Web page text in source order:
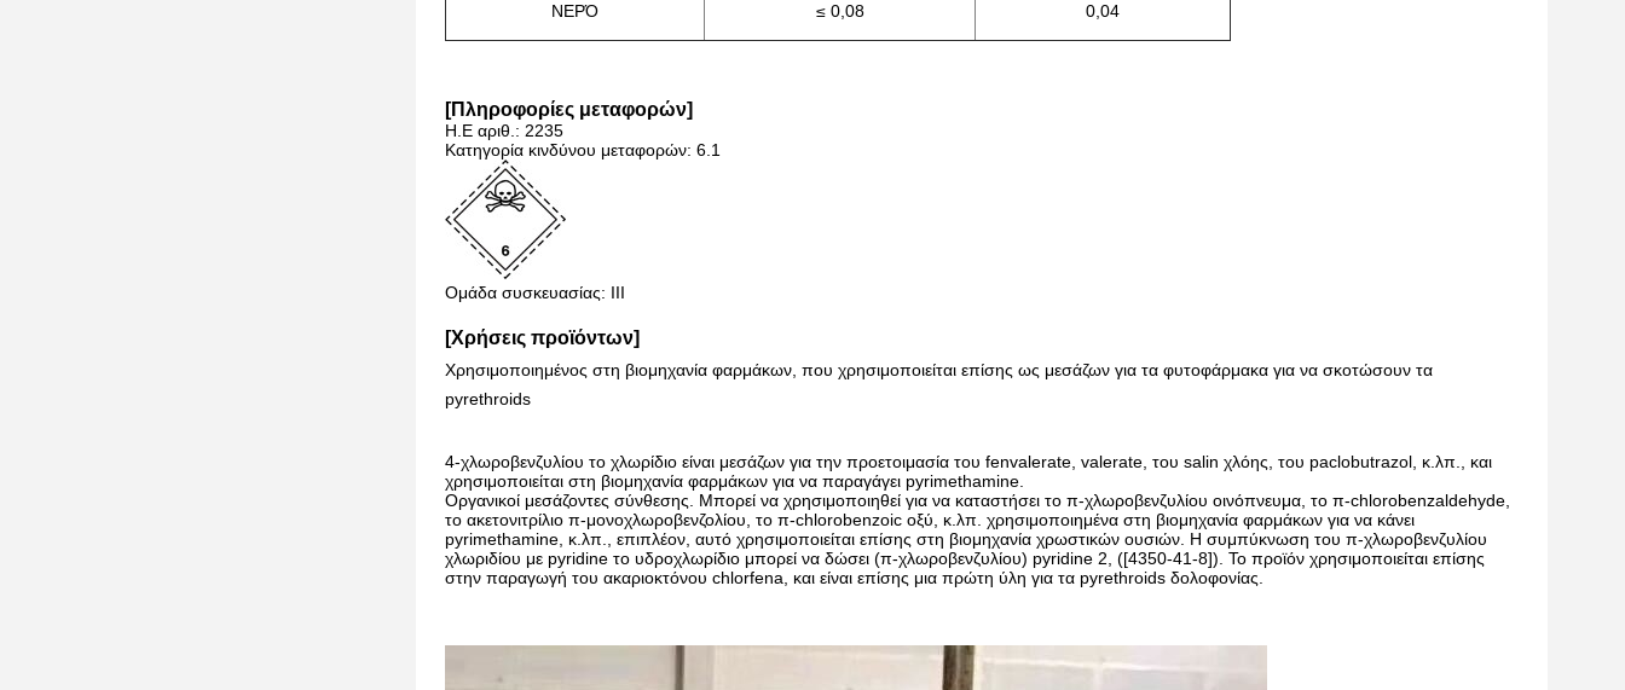
ΝΕΡΌ ≤ 0,08 0,04
[Πληροφορίες μεταφορών]
Η.Ε αριθ.: 2235
Κατηγορία κινδύνου μεταφορών: 6.1
Ομάδα συσκευασίας: ΙΙΙ
[Χρήσεις προϊόντων]
Χρησιμοποιημένος στη βιομηχανία φαρμάκων, που χρησιμοποιείται επίσης ως μεσάζων για τα φυτοφάρμακα για να σκοτώσουν τα
pyrethroids
4-χλωροβενζυλίου το χλωρίδιο είναι μεσάζων για την προετοιμασία του fenvalerate, valerate, του salin χλόης, του paclobutrazol, κ.λπ., και
χρησιμοποιείται στη βιομηχανία φαρμάκων για να παραγάγει pyrimethamine.
Οργανικοί μεσάζοντες σύνθεσης. Μπορεί να χρησιμοποιηθεί για να καταστήσει το π-χλωροβενζυλίου οινόπνευμα, το π-chlorobenzaldehyde,
το ακετονιτρίλιο π-μονοχλωροβενζολίου, το π-chlorobenzoic οξύ, κ.λπ. χρησιμοποιημένα στη βιομηχανία φαρμάκων για να κάνει
pyrimethamine, κ.λπ., επιπλέον, αυτό χρησιμοποιείται επίσης στη βιομηχανία χρωστικών ουσιών. Η συμπύκνωση του π-χλωροβενζυλίου
χλωριδίου με pyridine το υδροχλωρίδιο μπορεί να δώσει (π-χλωροβενζυλίου) pyridine 2, ([4350-41-8]). Το προϊόν χρησιμοποιείται επίσης
στην παραγωγή του ακαριοκτόνου chlorfena, και είναι επίσης μια πρώτη ύλη για τα pyrethroids δολοφονίας.